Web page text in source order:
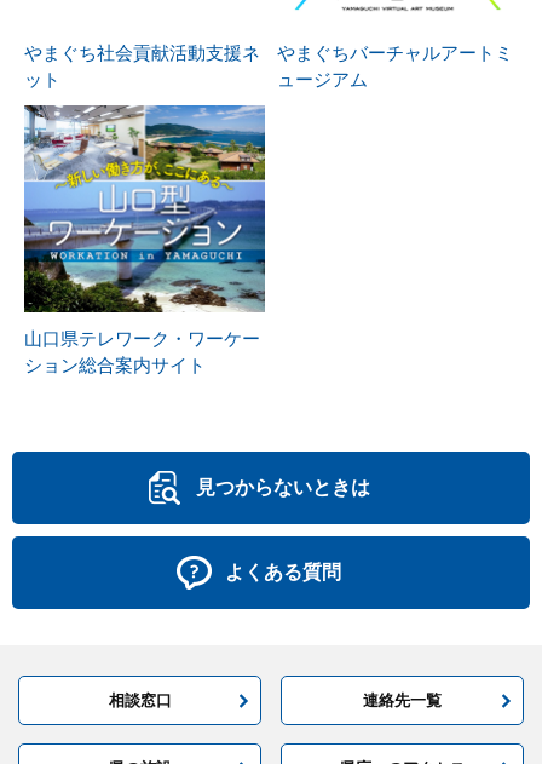
やまぐち社会貢献活動支援ネ
ット
やまぐちバーチャルアートミ
ュージアム
山口県テレワーク・ワーケー
ション総合案内サイト
見つからないときは
よくある質問
相談窓口 連絡先一覧